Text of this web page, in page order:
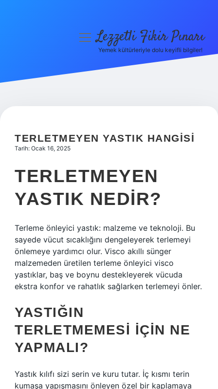
Hakkımızda
menüyüLezzetli Fikir Pınarı
Yemek kültürleriyle dolu keyifli bilgiler!
TERLETMEYEN YASTIK HANGISI
Tarih: Ocak 16, 2025
TERLETMEYEN
YASTIK NEDIR?
Terleme önleyici yastık: malzeme ve teknoloji. Bu
sayede vücut sıcaklığını dengeleyerek terlemeyi
önlemeye yardımcı olur. Visco akıllı sünger
malzemeden üretilen terleme önleyici visco
yastıklar, baş ve boynu destekleyerek vücuda
ekstra konfor ve rahatlık sağlarken terlemeyi önler.
YASTIĞIN
TERLETMEMESI IÇIN NE
YAPMALI?
Yastık kılıfı sizi serin ve kuru tutar. İç kısmı terin
kumaşa yapışmasını önleyen özel bir kaplamaya